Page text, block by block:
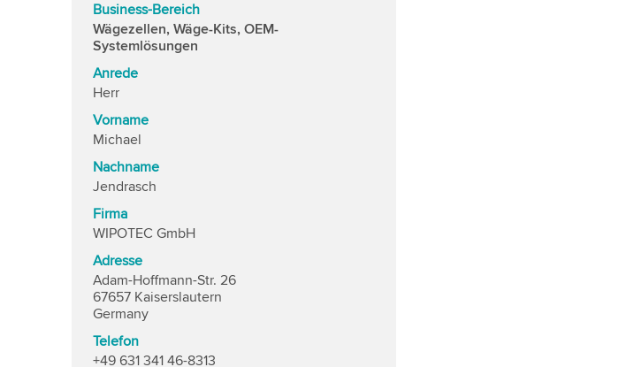
Business-Bereich
Wägezellen, Wäge-Kits, OEM-
Systemlösungen
Anrede
Herr
Vorname
Michael
Nachname
Jendrasch
Firma
WIPOTEC GmbH
Adresse
Adam-Hoffmann-Str. 26
67657 Kaiserslautern
Germany
Telefon
+49 631 341 46-8313